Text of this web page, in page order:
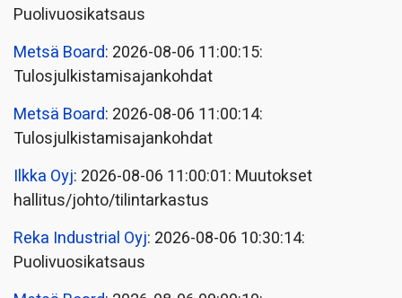
Puolivuosikatsaus
Metsä Board: 2026-08-06 11:00:15:
Tulosjulkistamisajankohdat
Metsä Board: 2026-08-06 11:00:14:
Tulosjulkistamisajankohdat
Ilkka Oyj: 2026-08-06 11:00:01: Muutokset
hallitus/johto/tilintarkastus
Reka Industrial Oyj: 2026-08-06 10:30:14:
Puolivuosikatsaus